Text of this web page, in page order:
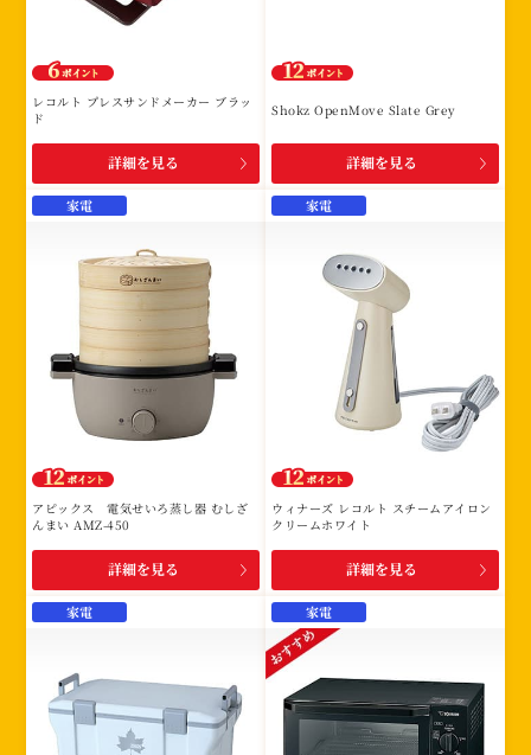
レコルト プレスサンドメーカー ブラッ
ド
詳細を見る
Shokz OpenMove Slate Grey
詳細を見る
家電
アピックス 電気せいろ蒸し器 むしざ
んまい AMZ-450
詳細を見る
家電
ウィナーズ レコルト スチームアイロン
クリームホワイト
詳細を見る
家電 家電